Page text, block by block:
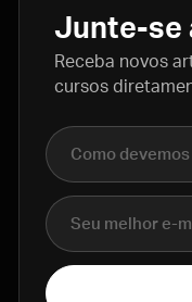
Junte-se
Receba novos
cursos
Nome completo
E-mail